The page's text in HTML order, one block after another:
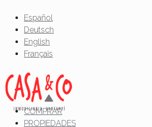
Español
Deutsch
English
Français
COMPRAR
PROPIEDADES